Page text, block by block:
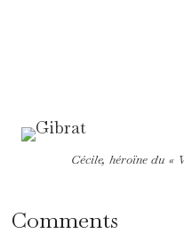
Cécile, héroïne du «
Comments